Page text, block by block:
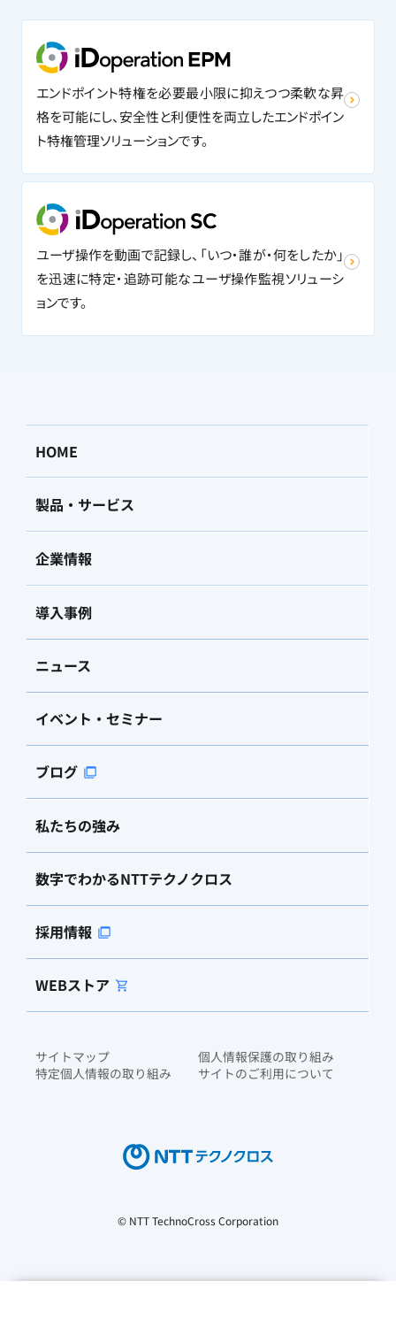
エンドポイント特権を必要最小限に抑えつつ柔軟な昇
格を可能にし、安全性と利便性を両立したエンドポイン
ト特権管理ソリューションです。
ユーザ操作を動画で記録し、「いつ・誰が・何をしたか」
を迅速に特定・追跡可能なユーザ操作監視ソリューシ
ョンです。
HOME
製品・サービス
企業情報
導入事例
ニュース
イベント・セミナー
ブログ
私たちの強み
数字でわかるNTTテクノクロス
採用情報
WEBストア
サイトマップ
個人情報保護の取り組み
特定個人情報の取り組み
サイトのご利用について
© NTT TechnoCross Corporation